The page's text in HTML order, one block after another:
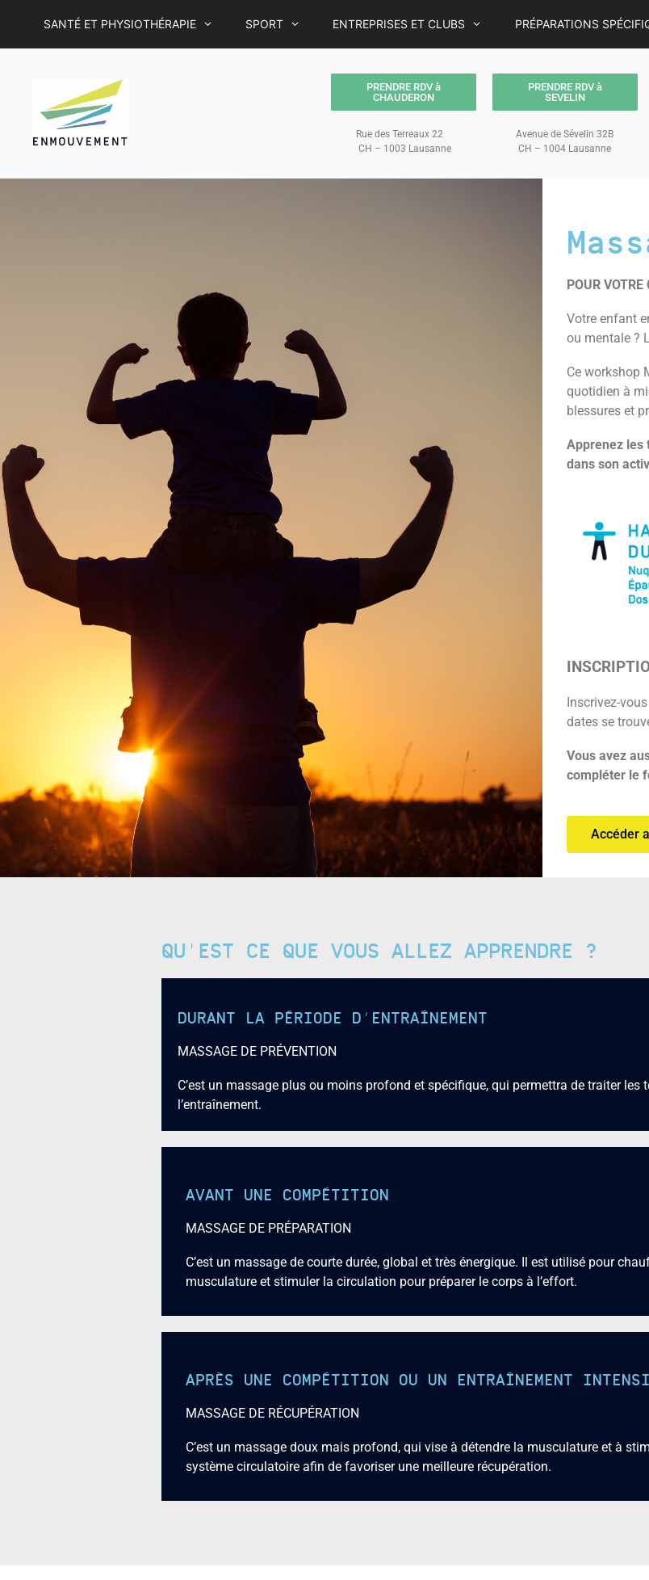
SANTÉ ET PHYSIOTHÉRAPIE SPORT ENTREPRISES ET CLUBS PRÉPARATIONS
PRENDRE RDV à
CHAUDERON
Rue des Terreaux 22
CH – 1003 Lausanne
PRENDRE RDV à
SEVELIN
Avenue de Sévelin 32B
CH – 1004 Lausanne
POUR
Votre enfant
ou mentale ?
Ce workshop
quotidien à
blessures et
Apprenez les
dans son
Inscrivez-
dates se
Vous avez
compléter le
Accéder
QU'EST CE QUE VOUS ALLEZ APPRENDRE ?
DURANT LA PÉRIODE D’ENTRAÎNEMENT
MASSAGE DE PRÉVENTION
C’est un massage plus ou moins profond et spécifique, qui permettra de traiter les
l’entraînement.
AVANT UNE COMPÉTITION
MASSAGE DE PRÉPARATION
C’est un massage de courte durée, global et très énergique. Il est utilisé pour
musculature et stimuler la circulation pour préparer le corps à l’effort.
APRÈS UNE COMPÉTITION OU UN ENTRAÎNEMENT
MASSAGE DE RÉCUPÉRATION
C’est un massage doux mais profond, qui vise à détendre la musculature et à
système circulatoire afin de favoriser une meilleure récupération.